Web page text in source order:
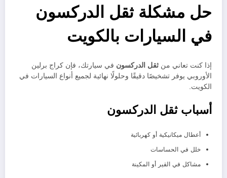
حل مشكلة ثقل الدركسون
في السيارات بالكويت
إذا كنت تعاني من ثقل الدركسون في سيارتك، فإن كراج برلين
الأوروبي يوفر تشخيصًا دقيقًا وحلولًا نهائية لجميع أنواع السيارات في
الكويت.
أسباب ثقل الدركسون
أعطال ميكانيكية أو كهربائية
خلل في الحساسات
مشاكل في القير أو المكينة